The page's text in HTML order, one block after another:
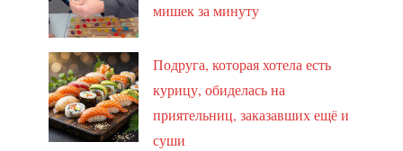
мишек за минуту
Подруга, которая хотела есть
курицу, обиделась на
приятельниц, заказавших ещё и
суши